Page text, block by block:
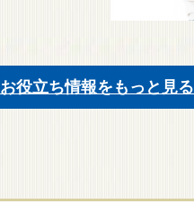
お役立ち情報をもっと見る